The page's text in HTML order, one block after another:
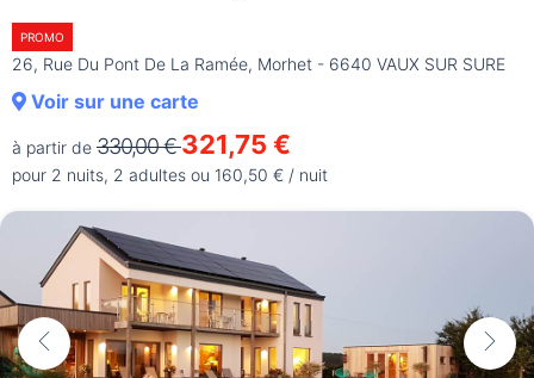
PROMO
26, Rue Du Pont De La Ramée, Morhet - 6640 VAUX SUR SURE
Voir sur une carte
à partir de 330,00 €321,75 €
pour 2 nuits, 2 adultes ou 160,50 € / nuit